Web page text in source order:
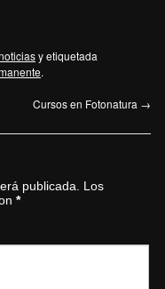
y etiquetada
.
Cursos en Fotonatura →
publicada.
Los
*